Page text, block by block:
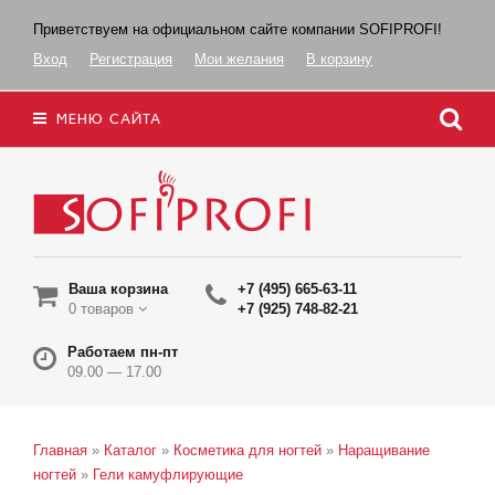
Приветствуем на официальном сайте компании SOFIPROFI!
Вход
Регистрация Мои желания В корзину
МЕНЮ САЙТА
Ваша корзина
0 товаров
+7 (495) 665-63-11
+7 (925) 748-82-21
Работаем пн-пт
09.00 — 17.00
Главная » Каталог » Косметика для ногтей » Наращивание
ногтей » Гели камуфлирующие